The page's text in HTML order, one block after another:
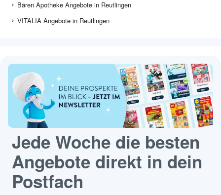
Bären Apotheke Angebote in Reutlingen
VITALIA Angebote in Reutlingen
Jede Woche die besten
Angebote direkt in dein
Postfach